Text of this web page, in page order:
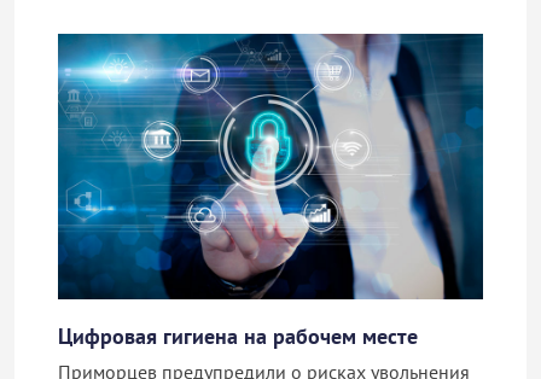
Цифровая гигиена на рабочем месте
Приморцев предупредили о рисках увольнения